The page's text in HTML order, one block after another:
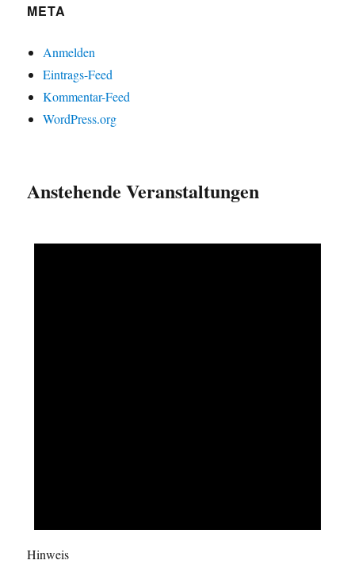
META
Anmelden
Eintrags-Feed
Kommentar-Feed
WordPress.org
Anstehende Veranstaltungen
Hinweis